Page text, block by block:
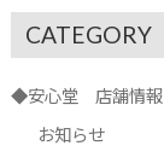
CATEGORY
◆安心堂 店舗情報
お知らせ